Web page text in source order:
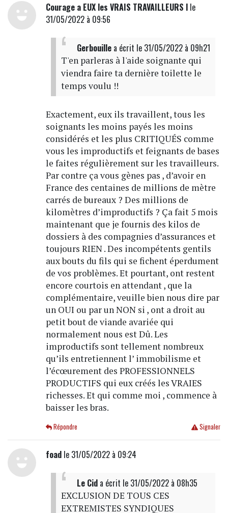
Courage a EUX les VRAIS TRAVAILLEURS lle
31/05/2022 à 09:56
Gerbouillea écrit le 31/05/2022 à 09h21
T'en parleras à l'aide soignante qui
viendra faire ta dernière toilette le
temps voulu !!
Exactement, eux ils travaillent, tous les
soignants les moins payés les moins
considérés et les plus CRITIQUÉS comme
vous les improductifs et feignants de bases
le faites régulièrement sur les travailleurs.
Par contre ça vous gènes pas , d’avoir en
France des centaines de millions de mètre
carrés de bureaux ? Des millions de
kilomètres d’improductifs ? Ça fait 5 mois
maintenant que je fournis des kilos de
dossiers à des compagnies d’assurances et
toujours RIEN . Des incompétents gentils
aux bouts du fils qui se fichent éperdument
de vos problèmes. Et pourtant, ont restent
encore courtois en attendant , que la
complémentaire, veuille bien nous dire par
un OUI ou par un NON si , ont a droit au
petit bout de viande avariée qui
normalement nous est Dû. Les
improductifs sont tellement nombreux
qu’ils entretiennent l’ immobilisme et
l’écœurement des PROFESSIONNELS
PRODUCTIFS qui eux créés les VRAIES
richesses. Et qui comme moi , commence à
baisser les bras.
Signaler
Répondre
foadle 31/05/2022 à 09:24
Le Cida écrit le 31/05/2022 à 08h35
EXCLUSION DE TOUS CES
EXTREMISTES SYNDIQUES